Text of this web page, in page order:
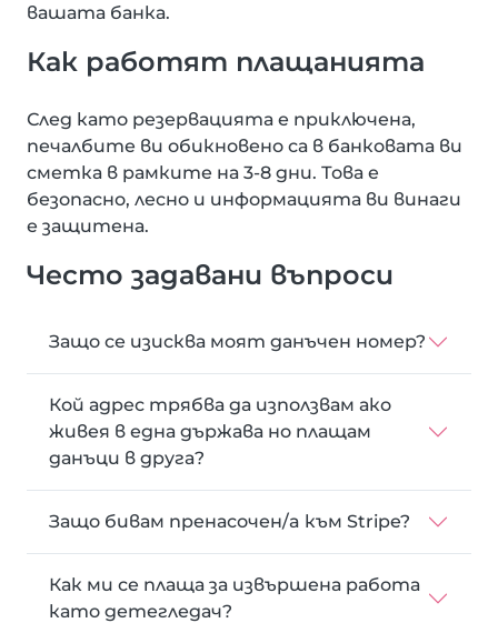
вашата банка.
Как работят плащанията
След като резервацията е приключена,
печалбите ви обикновено са в банковата ви
сметка в рамките на 3-8 дни. Това е
безопасно, лесно и информацията ви винаги
е защитена.
Често задавани въпроси
Защо се изисква моят данъчен номер?
Кой адрес трябва да използвам ако
живея в една държава но плащам
данъци в друга?
Защо бивам пренасочен/a към Stripe?
Как ми се плаща за извършена работа
като детегледач?